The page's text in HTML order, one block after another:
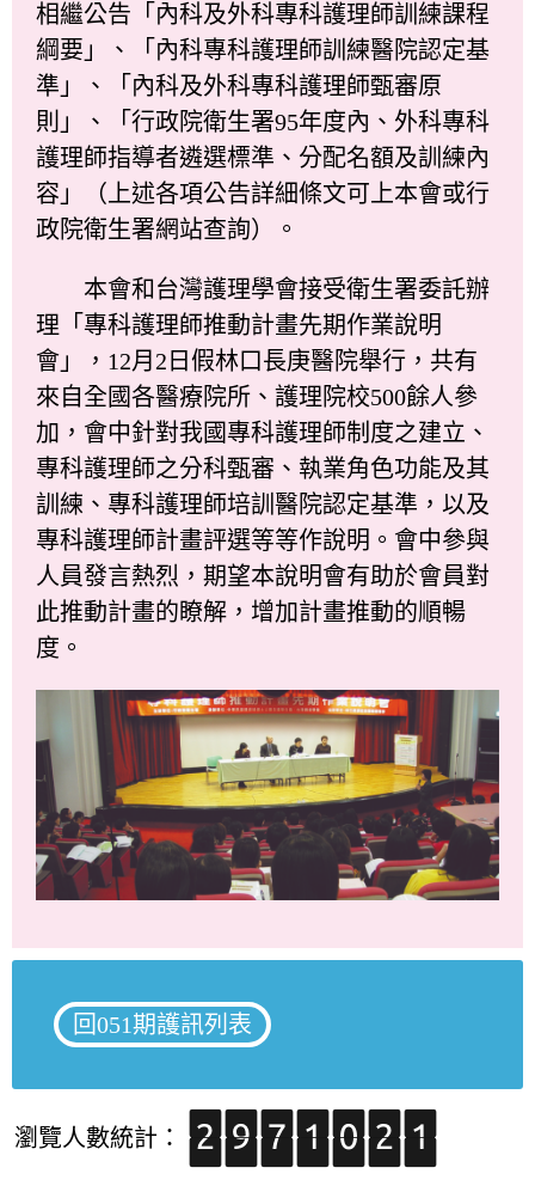
相繼公告「內科及外科專科護理師訓練課程
綱要」、「內科專科護理師訓練醫院認定基
準」、「內科及外科專科護理師甄審原
則」、「行政院衛生署95年度內、外科專科
護理師指導者遴選標準、分配名額及訓練內
容」（上述各項公告詳細條文可上本會或行
政院衛生署網站查詢）。
本會和台灣護理學會接受衛生署委託辦
理「專科護理師推動計畫先期作業說明
會」，12月2日假林口長庚醫院舉行，共有
來自全國各醫療院所、護理院校500餘人參
加，會中針對我國專科護理師制度之建立、
專科護理師之分科甄審、執業角色功能及其
訓練、專科護理師培訓醫院認定基準，以及
專科護理師計畫評選等等作說明。會中參與
人員發言熱烈，期望本說明會有助於會員對
此推動計畫的瞭解，增加計畫推動的順暢
度。
回051期護訊列表
瀏覽人數統計：